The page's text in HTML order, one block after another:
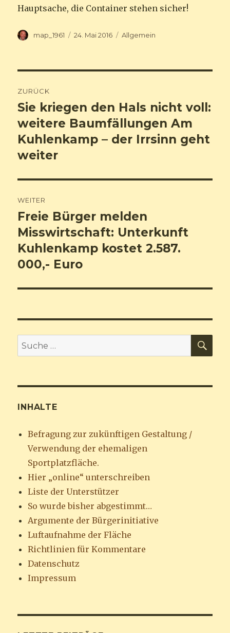
Hauptsache, die Container stehen sicher!
Autor
map_1961
Veröffentlicht
24. Mai 2016 Kategorien
Allgemein
ZURÜCK
Vorheriger
Beitrag:
Sie kriegen den Hals nicht voll:
weitere Baumfällungen Am
Kuhlenkamp – der Irrsinn geht
weiter
WEITER
Nächster
Beitrag:
Freie Bürger melden
Misswirtschaft: Unterkunft
Kuhlenkamp kostet 2.587.
000,- Euro
Suche
nach:
INHALTE
Befragung zur zukünftigen Gestaltung /
Verwendung der ehemaligen
Sportplatzfläche.
Hier „online“ unterschreiben
Liste der Unterstützer
So wurde bisher abgestimmt…
Argumente der Bürgerinitiative
Luftaufnahme der Fläche
Richtlinien für Kommentare
Datenschutz
Impressum